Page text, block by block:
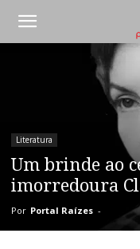
Literatura
Um brinde ao
imorredoura
Por Portal Raízes -